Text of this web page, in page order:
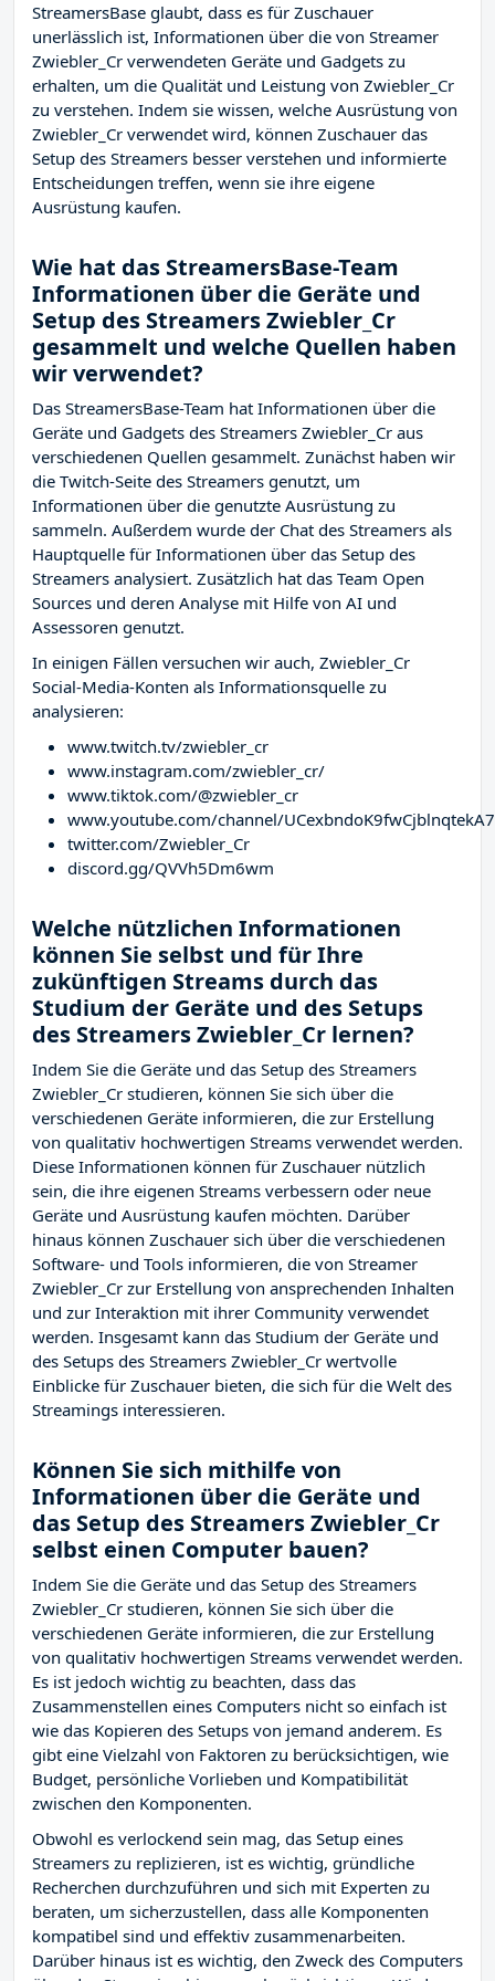
StreamersBase glaubt, dass es für Zuschauer
unerlässlich ist, Informationen über die von Streamer
Zwiebler_Cr verwendeten Geräte und Gadgets zu
erhalten, um die Qualität und Leistung von Zwiebler_Cr
zu verstehen. Indem sie wissen, welche Ausrüstung von
Zwiebler_Cr verwendet wird, können Zuschauer das
Setup des Streamers besser verstehen und informierte
Entscheidungen treffen, wenn sie ihre eigene
Ausrüstung kaufen.
Wie hat das StreamersBase-Team
Informationen über die Geräte und
Setup des Streamers Zwiebler_Cr
gesammelt und welche Quellen haben
wir verwendet?
Das StreamersBase-Team hat Informationen über die
Geräte und Gadgets des Streamers Zwiebler_Cr aus
verschiedenen Quellen gesammelt. Zunächst haben wir
die Twitch-Seite des Streamers genutzt, um
Informationen über die genutzte Ausrüstung zu
sammeln. Außerdem wurde der Chat des Streamers als
Hauptquelle für Informationen über das Setup des
Streamers analysiert. Zusätzlich hat das Team Open
Sources und deren Analyse mit Hilfe von AI und
Assessoren genutzt.
In einigen Fällen versuchen wir auch, Zwiebler_Cr
Social-Media-Konten als Informationsquelle zu
analysieren:
www.twitch.tv/zwiebler_cr
www.instagram.com/zwiebler_cr/
www.tiktok.com/@zwiebler_cr
www.youtube.com/channel/
twitter.com/Zwiebler_Cr
discord.gg/QVVh5Dm6wm
Welche nützlichen Informationen
können Sie selbst und für Ihre
zukünftigen Streams durch das
Studium der Geräte und des Setups
des Streamers Zwiebler_Cr lernen?
Indem Sie die Geräte und das Setup des Streamers
Zwiebler_Cr studieren, können Sie sich über die
verschiedenen Geräte informieren, die zur Erstellung
von qualitativ hochwertigen Streams verwendet werden.
Diese Informationen können für Zuschauer nützlich
sein, die ihre eigenen Streams verbessern oder neue
Geräte und Ausrüstung kaufen möchten. Darüber
hinaus können Zuschauer sich über die verschiedenen
Software- und Tools informieren, die von Streamer
Zwiebler_Cr zur Erstellung von ansprechenden Inhalten
und zur Interaktion mit ihrer Community verwendet
werden. Insgesamt kann das Studium der Geräte und
des Setups des Streamers Zwiebler_Cr wertvolle
Einblicke für Zuschauer bieten, die sich für die Welt des
Streamings interessieren.
Können Sie sich mithilfe von
Informationen über die Geräte und
das Setup des Streamers Zwiebler_Cr
selbst einen Computer bauen?
Indem Sie die Geräte und das Setup des Streamers
Zwiebler_Cr studieren, können Sie sich über die
verschiedenen Geräte informieren, die zur Erstellung
von qualitativ hochwertigen Streams verwendet werden.
Es ist jedoch wichtig zu beachten, dass das
Zusammenstellen eines Computers nicht so einfach ist
wie das Kopieren des Setups von jemand anderem. Es
gibt eine Vielzahl von Faktoren zu berücksichtigen, wie
Budget, persönliche Vorlieben und Kompatibilität
zwischen den Komponenten.
Obwohl es verlockend sein mag, das Setup eines
Streamers zu replizieren, ist es wichtig, gründliche
Recherchen durchzuführen und sich mit Experten zu
beraten, um sicherzustellen, dass alle Komponenten
kompatibel sind und effektiv zusammenarbeiten.
Darüber hinaus ist es wichtig, den Zweck des Computers